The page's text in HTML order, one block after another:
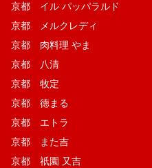
京都 イル パッパラルド
京都 メルクレディ
京都 肉料理 やま
京都 八清
京都 牧定
京都 徳まる
京都 エトラ
京都 また吉
京都 祇園 又吉